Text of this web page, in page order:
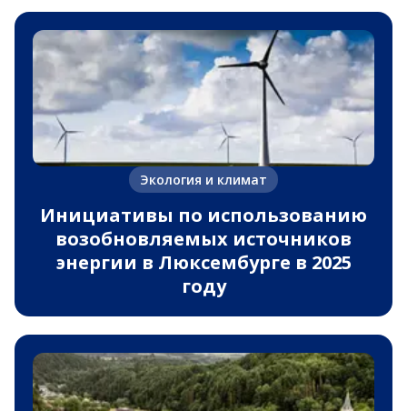
Экология и климат
Инициативы по использованию
возобновляемых источников
энергии в Люксембурге в 2025
году